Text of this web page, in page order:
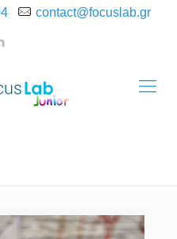
contact@focuslab.gr